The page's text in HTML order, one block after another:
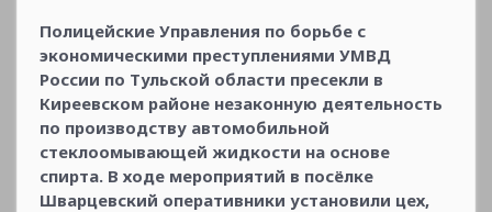
Полицейские Управления по борьбе с
экономическими преступлениями УМВД
России по Тульской области пресекли в
Киреевском районе незаконную деятельность
по производству автомобильной
стеклоомывающей жидкости на основе
спирта. В ходе мероприятий в посёлке
Шварцевский оперативники установили цех,